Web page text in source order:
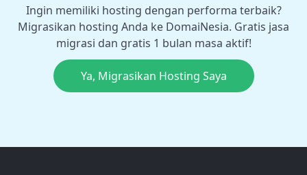
Ingin memiliki hosting dengan performa terbaik?
Migrasikan hosting Anda ke DomaiNesia. Gratis jasa
migrasi dan gratis 1 bulan masa aktif!
Ya, Migrasikan Hosting Saya